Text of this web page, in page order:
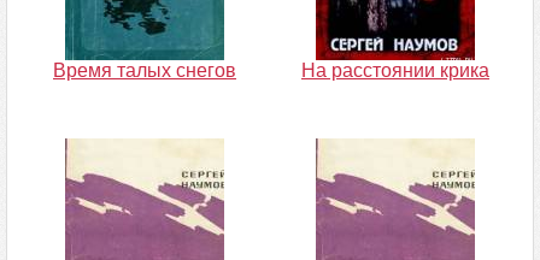
Время талых снегов На расстоянии крика